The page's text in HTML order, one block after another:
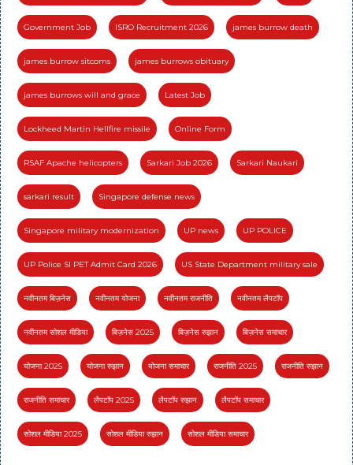
Government Job ISRO Recruitment 2026 james burrow death
james burrow sitcoms james burrows obituary
james burrows will and grace Latest Job
Lockheed Martin Hellfire missile Online Form
RSAF Apache helicopters Sarkari Job 2026 Sarkari Naukari
sarkari result Singapore defense news
Singapore military modernization UP news UP POLICE
UP Police SI PET Admit Card 2026 US State Department military sale
नवीनतम बिज़नेस नवीनतम योजना नवीनतम राजनीति नवीनतम लैपटॉप
नवीनतम सोशल मीडिया बिज़नेस 2025 बिज़नेस रुझान बिज़नेस समाचार
योजना 2025 योजना रुझान योजना समाचार राजनीति 2025 राजनीति रुझान
राजनीति समाचार लैपटॉप 2025 लैपटॉप रुझान लैपटॉप समाचार
सोशल मीडिया 2025 सोशल मीडिया रुझान सोशल मीडिया समाचार